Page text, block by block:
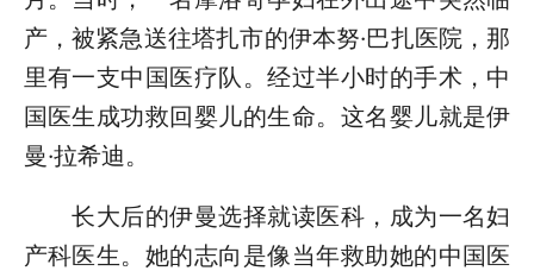
产，被紧急送往塔扎市的伊本努·巴扎医院，那
里有一支中国医疗队。经过半小时的手术，中
国医生成功救回婴儿的生命。这名婴儿就是伊
曼·拉希迪。
长大后的伊曼选择就读医科，成为一名妇
产科医生。她的志向是像当年救助她的中国医